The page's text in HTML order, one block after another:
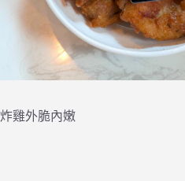
炸雞外脆內嫩